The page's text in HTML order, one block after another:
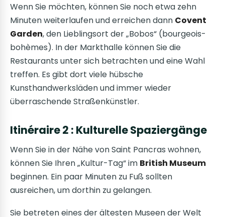
Wenn Sie möchten, können Sie noch etwa zehn
Minuten weiterlaufen und erreichen dann Covent
Garden, den Lieblingsort der „Bobos“ (bourgeois-
bohèmes). In der Markthalle können Sie die
Restaurants unter sich betrachten und eine Wahl
treffen. Es gibt dort viele hübsche
Kunsthandwerksläden und immer wieder
überraschende Straßenkünstler.
Itinéraire 2 : Kulturelle Spaziergänge
Wenn Sie in der Nähe von Saint Pancras wohnen,
können Sie Ihren „Kultur-Tag“ im British Museum
beginnen. Ein paar Minuten zu Fuß sollten
ausreichen, um dorthin zu gelangen.
Sie betreten eines der ältesten Museen der Welt